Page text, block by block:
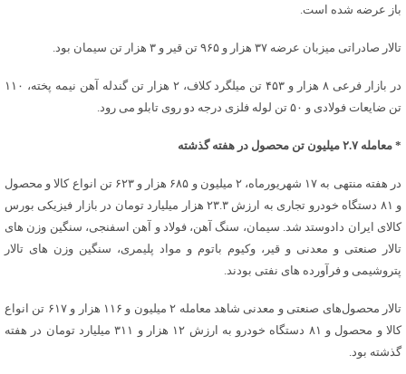
باز عرضه شده است.
تالار صادراتی میزبان عرضه ۳۷ هزار و ۹۶۵ تن قیر و ۳ هزار تن سیمان بود.
در بازار فرعی ۸ هزار و ۴۵۳ تن میلگرد کلاف، ۲ هزار تن گندله آهن نیمه پخته، ۱۱۰
تن ضایعات فولادی و ۵۰ تن لوله فلزی درجه دو روی تابلو می رود.
* معامله ۲.۷ میلیون تن محصول در هفته گذشته
در هفته منتهی به ۱۷ شهریورماه، ۲ میلیون و ۶۸۵ هزار و ۶۲۳ تن انواع کالا و محصول
و ۸۱ دستگاه خودرو تجاری به ارزش ۲۳.۳ هزار میلیارد تومان در بازار فیزیکی بورس
کالای ایران دادوستد شد. سیمان، سنگ آهن، فولاد و آهن اسفنجی، سنگین وزن های
تالار صنعتی و معدنی و قیر، وکیوم باتوم و مواد پلیمری، سنگین وزن های تالار
پتروشیمی و فرآورده های نفتی بودند.
تالار محصول‌های صنعتی و معدنی شاهد معامله ۲ میلیون و ۱۱۶ هزار و ۶۱۷ تن انواع
کالا و محصول و ۸۱ دستگاه خودرو به ارزش ۱۲ هزار و ۳۱۱ میلیارد تومان در هفته
گذشته بود.